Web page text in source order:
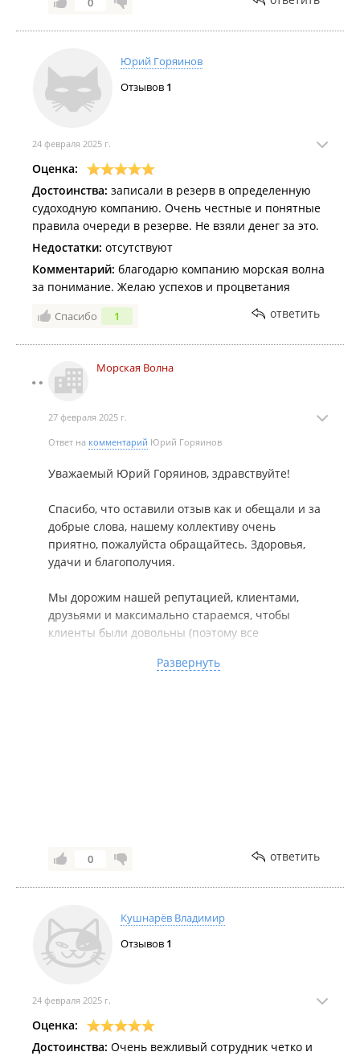
Спасибо за обращение, сотрудничество и
Всегда с Вами, с уважением "SEA WAVE CREWING"
/ "МОРСКАЯ ВОЛНА".
Юрий Горяинов
Отзывов 1
24 февраля 2025 г.
Оценка:
Достоинства: записали в резерв в определенную
судоходную компанию. Очень честные и понятные
правила очереди в резерве. Не взяли денег за это.
Недостатки: отсутствуют
Комментарий: благодарю компанию морская волна
за понимание. Желаю успехов и процветания
Спасибо 1 ответить
Морская Волна
27 февраля 2025 г.
Ответ на комментарий Юрий Горяинов
Уважаемый Юрий Горяинов, здравствуйте!
Спасибо, что оставили отзыв как и обещали и за
добрые слова, нашему коллективу очень
приятно, пожалуйста обращайтесь. Здоровья,
удачи и благополучия.
Мы дорожим нашей репутацией, клиентами,
друзьями и максимально стараемся, чтобы
клиенты были довольны (поэтому все
Спасибо за обращение, сотрудничество и
Всегда с Вами, с уважением "SEA WAVE CREWING"
/ "МОРСКАЯ ВОЛНА".
Развернуть
0 ответить
Кушнарёв Владимир
Отзывов 1
24 февраля 2025 г.
Оценка:
Достоинства: Очень вежливый сотрудник четко и